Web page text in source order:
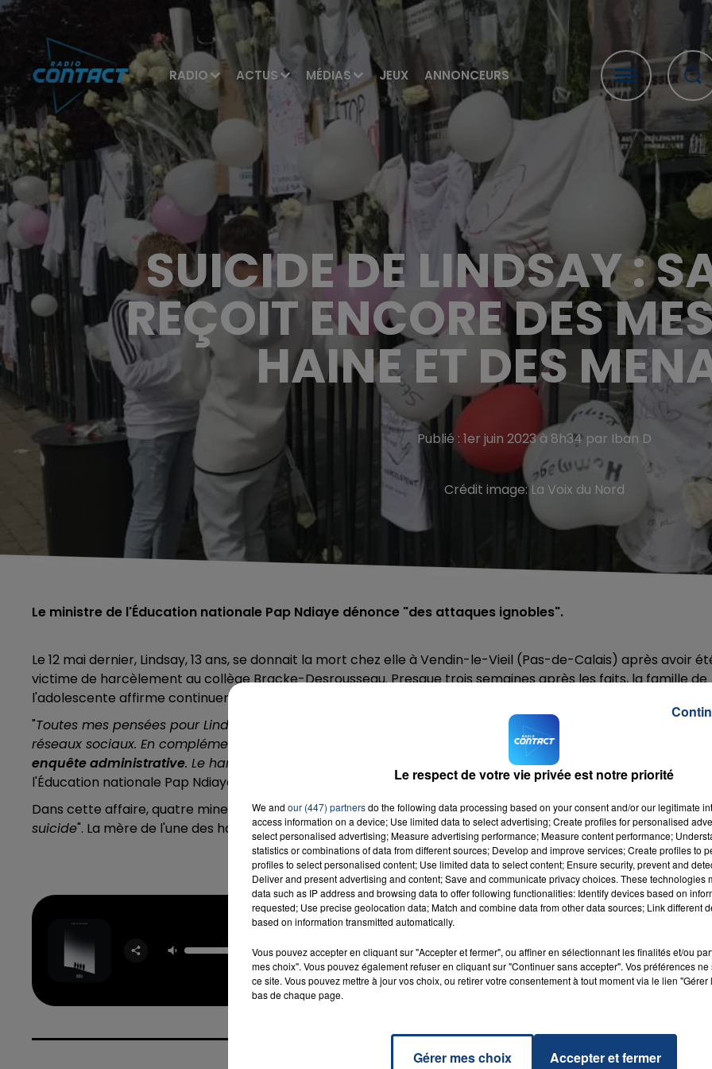
RADIO ACTUS MÉDIAS JEUX ANNONCEURS
SUICIDE DE LINDSAY :
REÇOIT ENCORE DES
HAINE ET DES
Publié : 1er juin 2023 à 8h34 par Iban D
Crédit image:La Voix du Nord
Le ministre de l'Éducation nationale Pap Ndiaye dénonce "des attaques ignobles".
Le 12 mai dernier, Lindsay, 13 ans, se donnait la mort chez elle à Vendin-le-Vieil (Pas-de-Calais) après avoir
victime de harcèlement au collège Bracke-Desrousseau. Presque trois semaines après les faits, la famille de
l'adolescente affirme continuer de recevoir des messages de haine et des menaces.
"Toutes mes pensées pour Lindsay et ses proches alors que des attaques ignobles
réseaux sociaux. En complément des poursuites pénales déjà engagées, j'ai saisi l'Inspection générale
enquête administrative. Le harcèlement n’a pas sa place à l’École
", a déclaré hier sur Twitter le ministre de
l'Éducation nationale Pap Ndiaye.
Dans cette affaire, quatre mineurs ont été mis en examen pour "harcèlement scolaire ayant conduit au
suicide". La mère de l'une des harceleuses a été mise en examen pour menaces de mort.
Four To The
Floor
OFENBACH &
STARSAILOR
RADIO CONTACT
Le respect de votre vie privée est notre priorité
We and our (447) partnersdo the following data processing based on your consent and/or our legitimate
access information on a device; Use limited data to select advertising; Create profiles for personalised
select personalised advertising; Measure advertising performance; Measure content performance;
statistics or combinations of data from different sources; Develop and improve services; Create profiles to
profiles to select personalised content; Use limited data to select content; Ensure security, prevent and
Deliver and present advertising and content; Save and communicate privacy choices. These technologies
data such as IP address and browsing data to offer following functionalities: Identify devices based on
requested; Use precise geolocation data; Match and combine data from other data sources; Link different
based on information transmitted automatically.
Vous pouvez accepter en cliquant sur "Accepter et fermer", ou affiner en sélectionnant les finalités et/ou
mes choix". Vous pouvez également refuser en cliquant sur "Continuer sans accepter". Vos préférences
ce site. Vous pouvez mettre à jour vos choix, ou retirer votre consentement à tout moment via le lien
bas de chaque page.
Gérer mes choix Accepter et fermer